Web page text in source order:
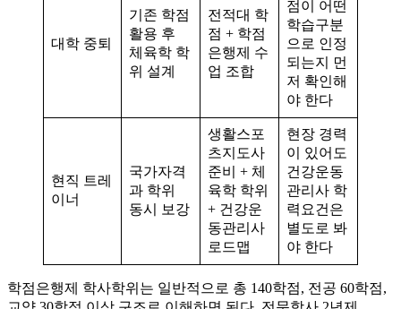
대학 중퇴
기존 학점
활용 후
체육학 학
위 설계
전적대 학
점 + 학점
은행제 수
업 조합
점이 어떤
학습구분
으로 인정
되는지 먼
저 확인해
야 한다
현직 트레
이너
국가자격
과 학위
동시 보강
생활스포
츠지도사
준비 + 체
육학 학위
+ 건강운
동관리사
로드맵
현장 경력
이 있어도
건강운동
관리사 학
력요건은
별도로 봐
야 한다
학점은행제 학사학위는 일반적으로 총 140학점, 전공 60학점,